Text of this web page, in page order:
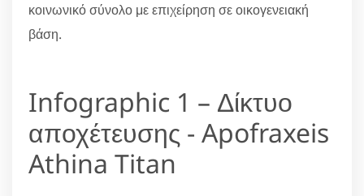
κοινωνικό σύνολο με επιχείρηση σε οικογενειακή
βάση.
Infographic 1 – Δίκτυο
αποχέτευσης - Apofraxeis
Athina Titan